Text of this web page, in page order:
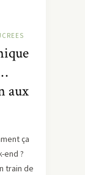
aux
ça
end ?
train de